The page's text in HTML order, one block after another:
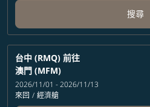
搜尋
台中 (RMQ) 前往
澳門 (MFM)
2026/11/01 - 2026/11/13
來回 / 經濟艙